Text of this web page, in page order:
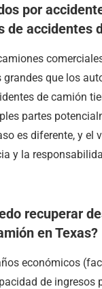
por
de accidentes
que los
de camión
partes
es diferente, y el
y la
recuperar
en Texas?
económicos
de ingresos